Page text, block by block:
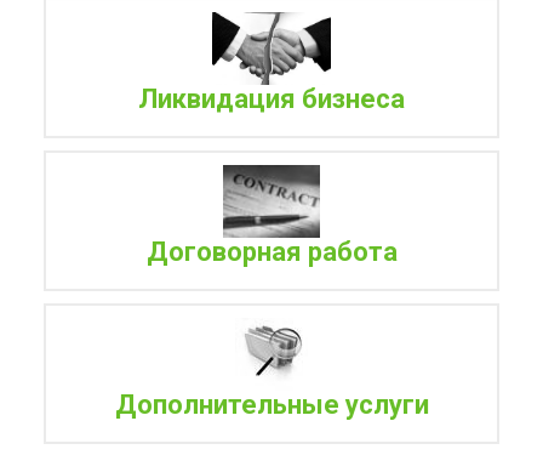
Ликвидация бизнеса
Договорная работа
Дополнительные услуги